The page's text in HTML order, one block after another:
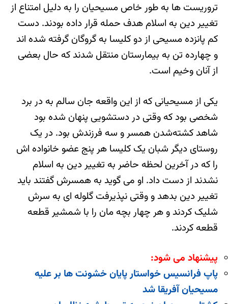
تروریست ها به طور خاص مسیحیان را به دلیل امتناع از
تغییر دین به اسلام هدف حمله قرار داده بودند. دست
کم پانزده مسیحی از دو کلیسا به گروگان گرفته شده اند
و چهارده تن به بیمارستان منتقل شدند که حال بعضی
از آنان وخیم است.
یکی از مسیحیانی که از این واقعه جان سالم به در برد
شخصی بود که‌ وقتی در دستشویی پنهان شده بود
شاهد کشته‌شدن همسر و سه فرزندش بود. در یک
روستای دیگر شبان یک کلیسا هر پنج عضو خانواده اش
را که در آخرین لحظه حاضر به تغییر دین به اسلام
نشدند از دست داد. او می گوید به همسرش گفتند باید
تغییر دین بدهد و وقتی نپذیرفت گلوله ای به سرش
شلیک کردند و هر چهار بچه مان را با شمشیر قطعه
قطعه کردند.
پیشنهاد می شود:
پاپ فرانسیس خواستار پایان خشونت ها بر علیه
مسیحیان آفریقا شد